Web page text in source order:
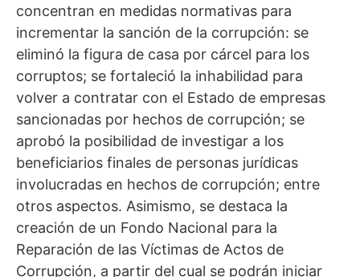
concentran en medidas normativas para
incrementar la sanción de la corrupción: se
eliminó la figura de casa por cárcel para los
corruptos; se fortaleció la inhabilidad para
volver a contratar con el Estado de empresas
sancionadas por hechos de corrupción; se
aprobó la posibilidad de investigar a los
beneficiarios finales de personas jurídicas
involucradas en hechos de corrupción; entre
otros aspectos. Asimismo, se destaca la
creación de un Fondo Nacional para la
Reparación de las Víctimas de Actos de
Corrupción, a partir del cual se podrán iniciar